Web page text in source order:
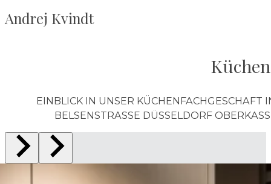
Andrej Kvindt
EINBLICK IN UNSER KÜCHENFACHGESCHAFT
BELSENSTRASSE DÜSSELDORF